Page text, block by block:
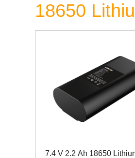
18650
7.4 V 2.2 Ah 18650